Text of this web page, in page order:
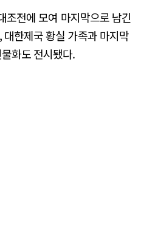
조전에 모여 마지막으로 남긴
한제국 황실 가족과 마지막
화도 전시됐다.